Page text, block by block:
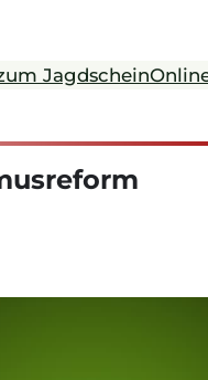
Jagdschein